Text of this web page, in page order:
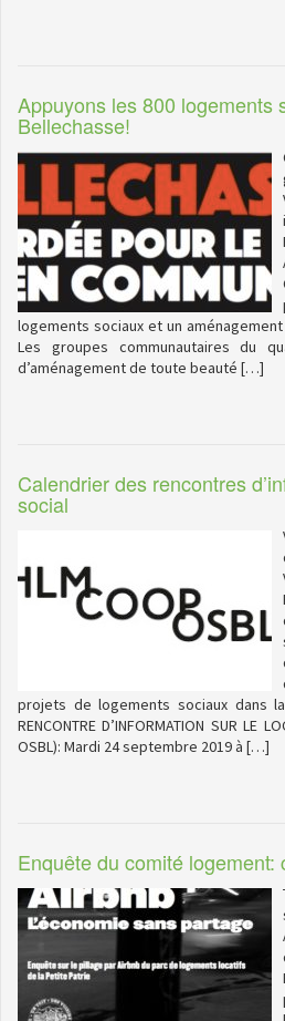
Appuyons les 800 logements
Bellechasse!
logements sociaux et un
Les groupes communautaires du
d’aménagement de toute beauté […]
Calendrier des rencontres
social
projets de logements sociaux dans la
RENCONTRE D’INFORMATION SUR LE
OSBL): Mardi 24 septembre 2019 à […]
Enquête du comité logement: